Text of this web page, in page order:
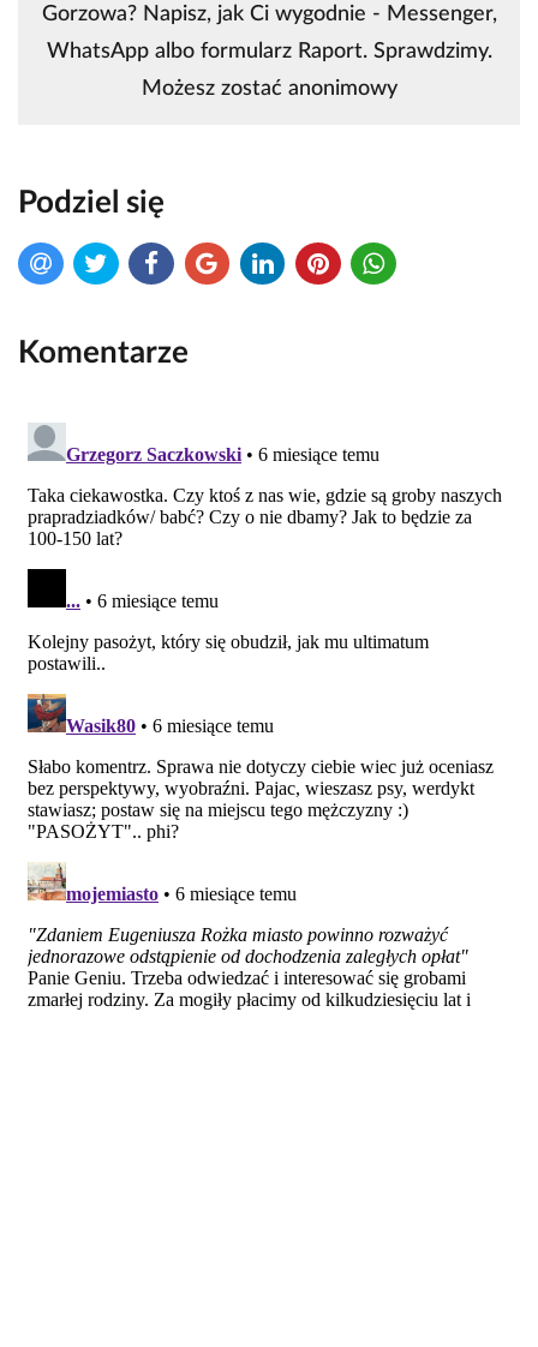
Gorzowa? Napisz, jak Ci wygodnie - Messenger,
WhatsApp albo formularz Raport. Sprawdzimy.
Możesz zostać anonimowy
Podziel się
Komentarze